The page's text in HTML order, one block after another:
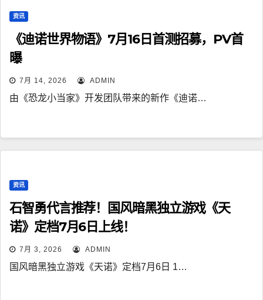
资讯
《迪诺世界物语》7月16日首测招募，PV首
曝
7月 14, 2026 ADMIN
由《恐龙小当家》开发团队带来的新作《迪诺…
资讯
石智勇代言推荐！国风暗黑独立游戏《天
诺》定档7月6日上线！
7月 3, 2026 ADMIN
国风暗黑独立游戏《天诺》定档7月6日 1…